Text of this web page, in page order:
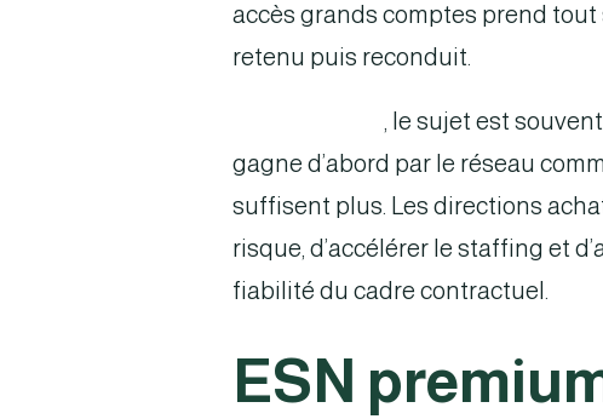
accès grands comptes prend tout
retenu puis reconduit.
, le sujet est
gagne d’abord par le réseau
suffisent plus. Les directions
risque, d’accélérer le staffing et
fiabilité du cadre contractuel.
ESN